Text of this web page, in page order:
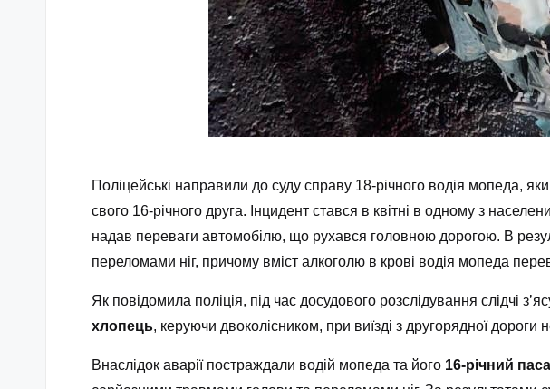
Поліцейські направили до суду справу 18-річного водія мопеда,
свого 16-річного друга. Інцидент стався в квітні в одному з
надав переваги автомобілю, що рухався головною дорогою. В
переломами ніг, причому вміст алкоголю в крові водія мопеда
Як повідомила поліція, під час досудового розслідування слідчі
хлопець, керуючи двоколісником, при виїзді з другорядної
Внаслідок аварії постраждали водій мопеда та його 16-річний